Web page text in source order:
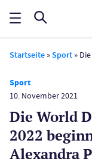
Startseite »Sport » Die
Sport
10. November 2021
Die World
2022
Alexandra